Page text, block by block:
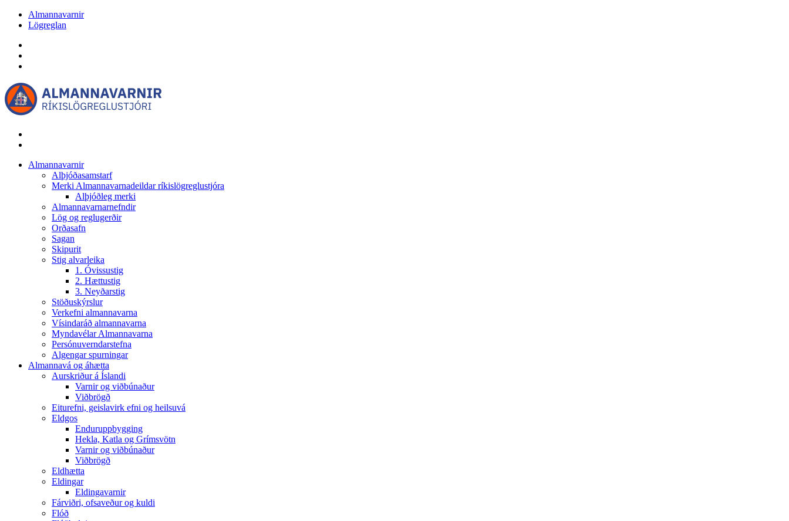
Almannavarnir
Lögreglan
Almannavarnir
Alþjóðasamstarf
Merki Almannavarnadeildar ríkislögreglustjóra
Alþjóðleg merki
Almannavarnarnefndir
Lög og reglugerðir
Orðasafn
Sagan
Skipurit
Stig alvarleika
1. Óvissustig
2. Hættustig
3. Neyðarstig
Stöðuskýrslur
Verkefni almannavarna
Vísindaráð almannavarna
Myndavélar Almannavarna
Persónuverndarstefna
Algengar spurningar
Almannavá og áhætta
Aurskriður á Íslandi
Varnir og viðbúnaður
Viðbrögð
Eiturefni, geislavirk efni og heilsuvá
Eldgos
Enduruppbygging
Hekla, Katla og Grímsvötn
Varnir og viðbúnaður
Viðbrögð
Eldhætta
Eldingar
Eldingavarnir
Fárviðri, ofsaveður og kuldi
Flóð